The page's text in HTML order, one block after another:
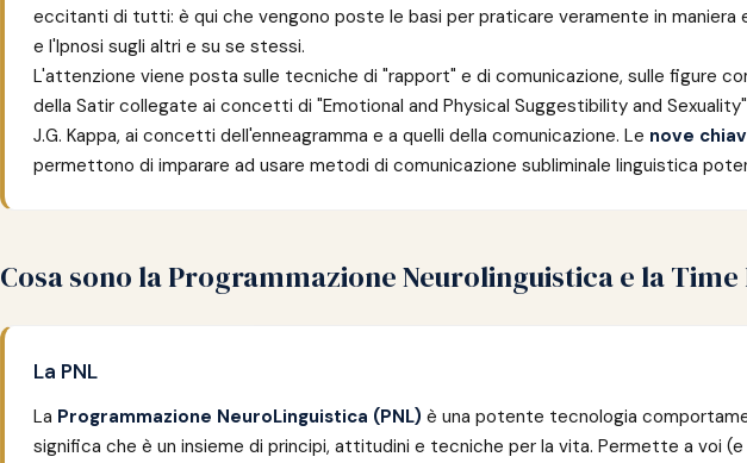
eccitanti di tutti: è qui che vengono poste le basi per praticare veramente in maniera
e l'Ipnosi sugli altri e su se stessi.
L'attenzione viene posta sulle tecniche di "rapport" e di comunicazione, sulle figure
della Satir collegate ai concetti di "Emotional and Physical Suggestibility and
J.G. Kappa, ai concetti dell'enneagramma e a quelli della comunicazione. Le nove
permettono di imparare ad usare metodi di comunicazione subliminale linguistica
Cosa sono la Programmazione Neurolinguistica e la Time
La PNL
La Programmazione NeuroLinguistica (PNL) è una potente tecnologia
significa che è un insieme di principi, attitudini e tecniche per la vita. Permette a voi